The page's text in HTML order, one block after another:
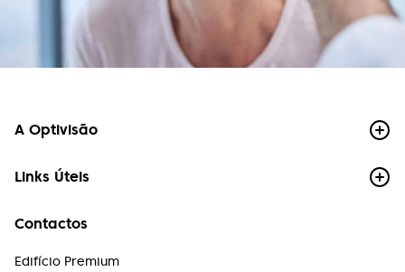
Bom atendimento, preço justo e lentes
impecáveis.
super bem atendida, com celeridade resolveram
adequados para a qualidade. Com certeza
A Optivisão
Links Úteis
Contactos
Edifício Premium